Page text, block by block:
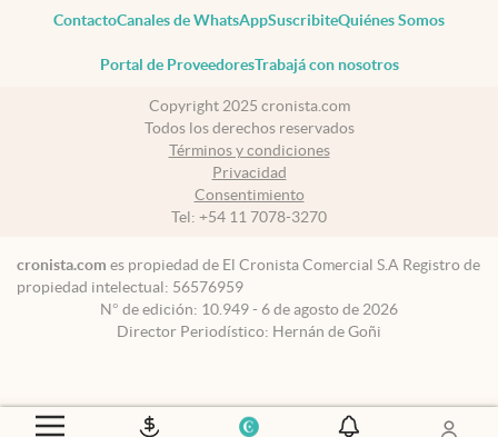
ContactoCanales de WhatsAppSuscribiteQuiénes Somos
Portal de ProveedoresTrabajá con nosotros
Copyright 2025 cronista.com
Todos los derechos reservados
Términos y condiciones
Privacidad
Consentimiento
Tel: +54 11 7078-3270
cronista.com es propiedad de El Cronista Comercial S.A Registro de
propiedad intelectual: 56576959
N° de edición: 10.949 - 6 de agosto de 2026
Director Periodístico: Hernán de Goñi